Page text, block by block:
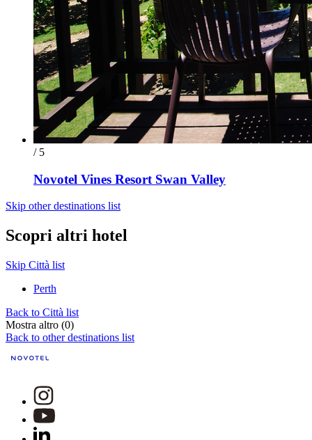
/ 5
Novotel Vines Resort Swan Valley
Skip other destinations list
Scopri altri hotel
Skip Città list
Perth
Back to Città list
Mostra altro (0)
Back to other destinations list